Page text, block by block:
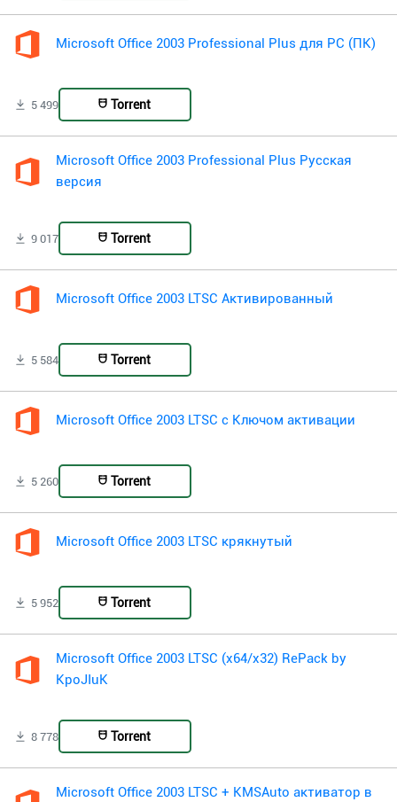
Microsoft Office 2003 Professional Plus для PC (ПК)
5 499 Torrent
Microsoft Office 2003 Professional Plus Русская
версия
9 017 Torrent
Microsoft Office 2003 LTSC Активированный
5 584 Torrent
Microsoft Office 2003 LTSC с Ключом активации
5 260 Torrent
Microsoft Office 2003 LTSC крякнутый
5 952 Torrent
Microsoft Office 2003 LTSC (x64/x32) RePack by
KpoJIuK
8 778 Torrent
Microsoft Office 2003 LTSC + KMSAuto активатор в